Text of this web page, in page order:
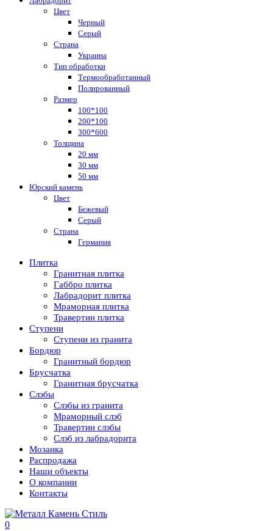
Цвет
Черный
Серый
Страна
Украина
Тип обработки
Термообработанный
Полированный
Размер
100*100
200*100
300*600
Толщина
20 мм
30 мм
50 мм
Юрский камень
Цвет
Бежевый
Серый
Страна
Германия
Плитка
Гранитная плитка
Габбро плитка
Лабрадорит плитка
Мраморная плитка
Травертин плитка
Ступени
Ступени из гранита
Бордюр
Гранитный бордюр
Брусчатка
Гранитная брусчатка
Слэбы
Слэбы из гранита
Мраморный слэб
Травертин слэбы
Слэб из лабрадорита
Мозаика
Распродажа
Наши объекты
О компании
Контакты
0